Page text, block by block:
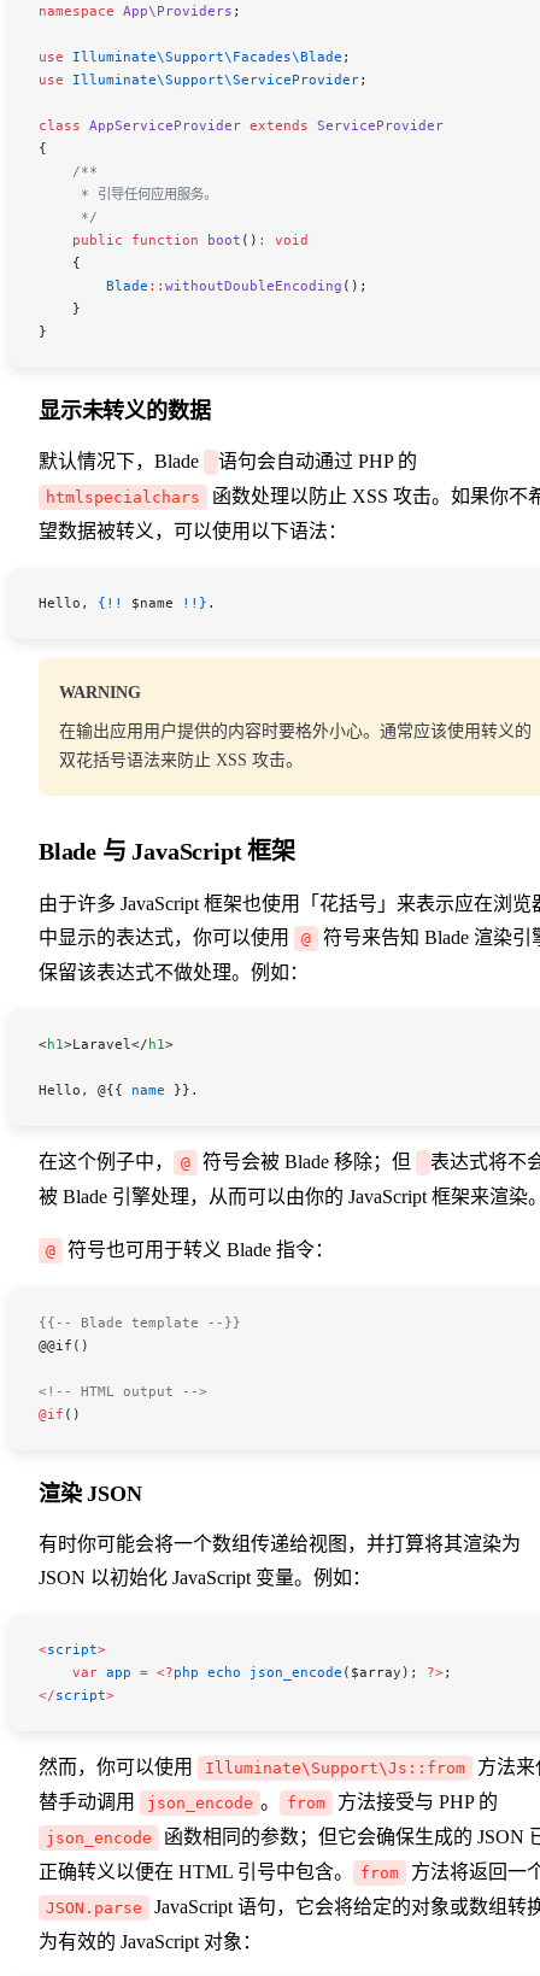
namespace App\Providers ;
use Illuminate\Support\Facades\Blade ;
use Illuminate\Support\ServiceProvider;
class AppServiceProvider extends ServiceProvider
{
    /**
     * 引导任何应用服务。
     */
    public
function boot () :
void
    {
        Blade
:: withoutDoubleEncoding ();
    }
}
显示未转义的数据
默认情况下，Blade 语句会自动通过 PHP 的
htmlspecialchars
函数处理以防止 XSS 攻击。如果你不
望数据被转义，可以使用以下语法：
Hello, {!! $name !!} .
WARNING
在输出应用用户提供的内容时要格外小心。通常应该使用转义的
双花括号语法来防止 XSS 攻击。
Blade 与 JavaScript 框架
由于许多 JavaScript 框架也使用「花括号」来表示应在浏览
中显示的表达式，你可以使用
@
符号来告知 Blade 渲染引
保留该表达式不做处理。例如：
<h1>Laravel</h1>
Hello, @{{ name }}.
在这个例子中， @ 符号会被 Blade 移除；但
表达式将不
被 Blade 引擎处理，从而可以由你的 JavaScript 框架来渲染
@ 符号也可用于转义 Blade 指令：
{{-- Blade template --}}
@@if()
<!-- HTML output -->
@if ()
渲染 JSON
有时你可能会将一个数组传递给视图，并打算将其渲染为
JSON 以初始化 JavaScript 变量。例如：
<script>
    var
app = <?php echo json_encode ( $array ); ?>;
</script>
然而，你可以使用 Illuminate\Support\Js::from
方法来
替手动调用
json_encode 。 from 方法接受与 PHP 的
json_encode
函数相同的参数；但它会确保生成的 JSON
正确转义以便在 HTML 引号中包含。
from 方法将返回一
JSON.parse
JavaScript 语句，它会将给定的对象或数组转
为有效的 JavaScript 对象：